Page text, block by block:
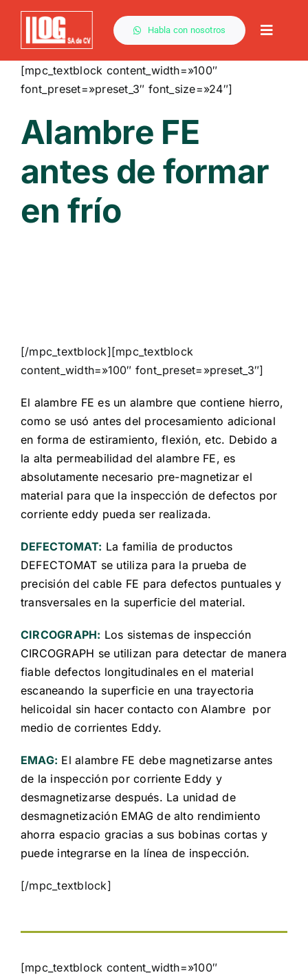
Saltar
contenido
Habla con nosotros
Toggle
[mpc_textblock content_width=»100″
font_preset=»preset_3″ font_size=»24″]
Alambre FE
antes de formar
en frío
[/mpc_textblock][mpc_textblock
content_width=»100″ font_preset=»preset_3″]
El alambre FE es un alambre que contiene hierro,
como se usó antes del procesamiento adicional
en forma de estiramiento, flexión, etc. Debido a
la alta permeabilidad del alambre FE, es
absolutamente necesario pre-magnetizar el
material para que la inspección de defectos por
corriente eddy pueda ser realizada.
DEFECTOMAT: La familia de productos
DEFECTOMAT se utiliza para la prueba de
precisión del cable FE para defectos puntuales y
transversales en la superficie del material.
CIRCOGRAPH: Los sistemas de inspección
CIRCOGRAPH se utilizan para detectar de manera
fiable defectos longitudinales en el material
escaneando la superficie en una trayectoria
helicoidal sin hacer contacto con Alambre por
medio de corrientes Eddy.
EMAG: El alambre FE debe magnetizarse antes
de la inspección por corriente Eddy y
desmagnetizarse después. La unidad de
desmagnetización EMAG de alto rendimiento
ahorra espacio gracias a sus bobinas cortas y
puede integrarse en la línea de inspección.
[/mpc_textblock]
[mpc_textblock content_width=»100″